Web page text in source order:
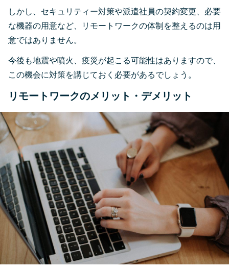
しかし、セキュリティー対策や派遣社員の契約変更、必要
な機器の用意など、リモートワークの体制を整えるのは用
意ではありません。
今後も地震や噴火、疫災が起こる可能性はありますので、
この機会に対策を講じておく必要があるでしょう。
リモートワークのメリット・デメリット